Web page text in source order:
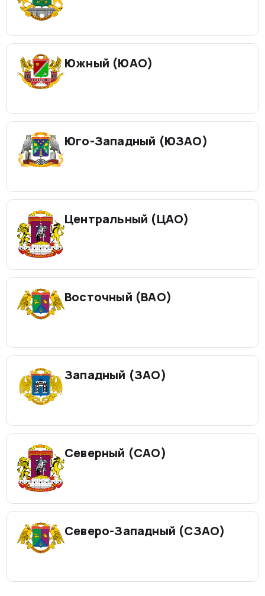
Южный (ЮАО)
Юго-Западный (ЮЗАО)
Центральный (ЦАО)
Восточный (ВАО)
Западный (ЗАО)
Северный (САО)
Северо-Западный (СЗАО)